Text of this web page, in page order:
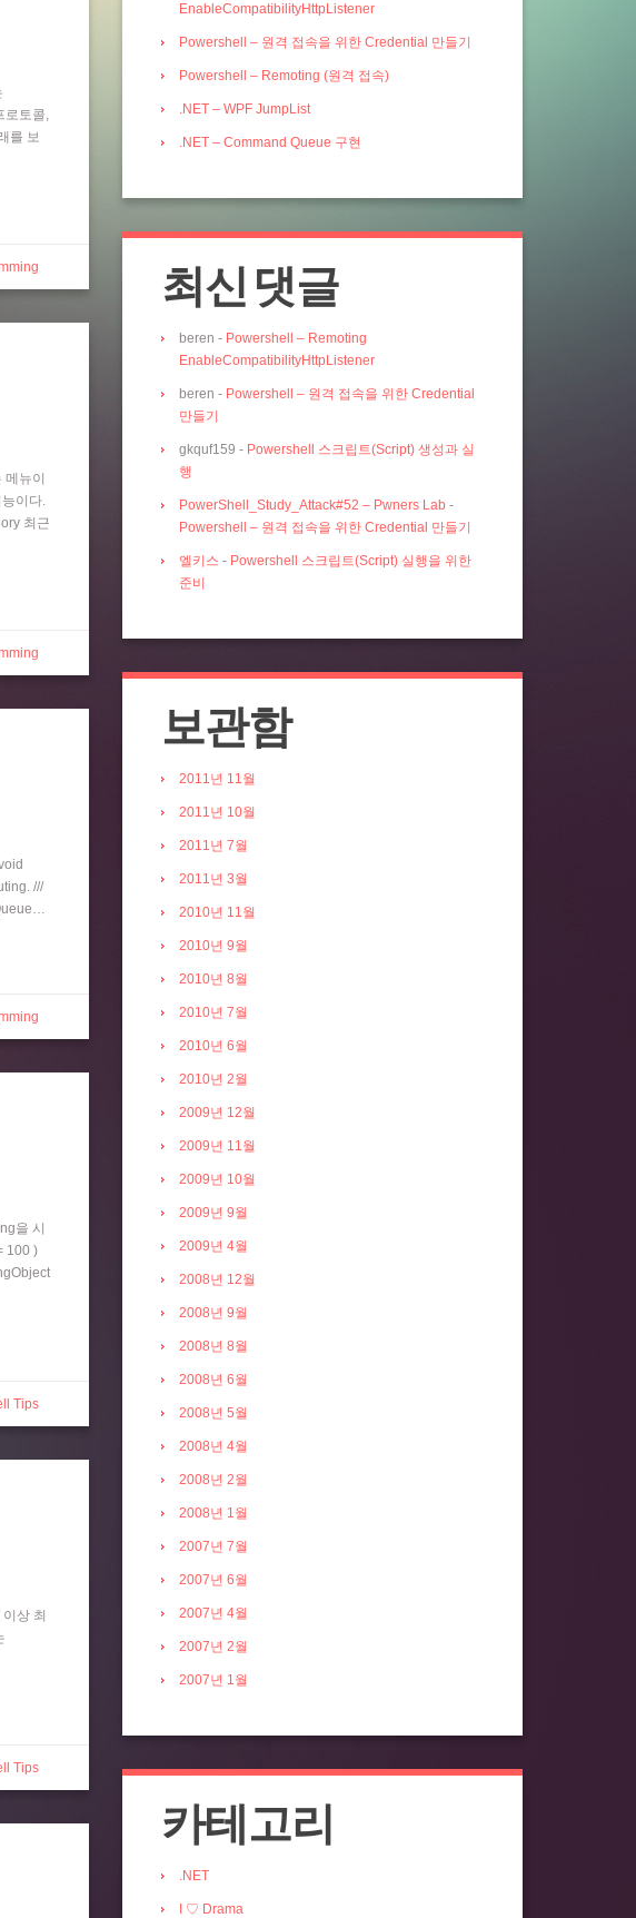
토콜,
를 보
메뉴이
이다.
최근
///
을 시
100 )
Tips
상 최
Tips
EnableCompatibilityHttpListener
Powershell – 원격 접속을 위한 Credential 만들기
Powershell – Remoting (원격 접속)
.NET – WPF JumpList
.NET – Command Queue 구현
최신 댓글
beren - Powershell – Remoting
EnableCompatibilityHttpListener
beren - Powershell – 원격 접속을 위한 Credential
만들기
gkquf159 - Powershell 스크립트(Script) 생성과 실
행
PowerShell_Study_Attack#52 – Pwners Lab -
Powershell – 원격 접속을 위한 Credential 만들기
엘키스 - Powershell 스크립트(Script) 실행을 위한
준비
보관함
2011년 11월
2011년 10월
2011년 7월
2011년 3월
2010년 11월
2010년 9월
2010년 8월
2010년 7월
2010년 6월
2010년 2월
2009년 12월
2009년 11월
2009년 10월
2009년 9월
2009년 4월
2008년 12월
2008년 9월
2008년 8월
2008년 6월
2008년 5월
2008년 4월
2008년 2월
2008년 1월
2007년 7월
2007년 6월
2007년 4월
2007년 2월
2007년 1월
카테고리
.NET
I ♡ Drama